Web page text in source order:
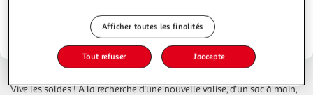
lancement des soldes !
Vive les soldes ! A la recherche d'une nouvelle valise, d'un sac à main,
Afficher toutes les finalités
Tout refuser J'accepte